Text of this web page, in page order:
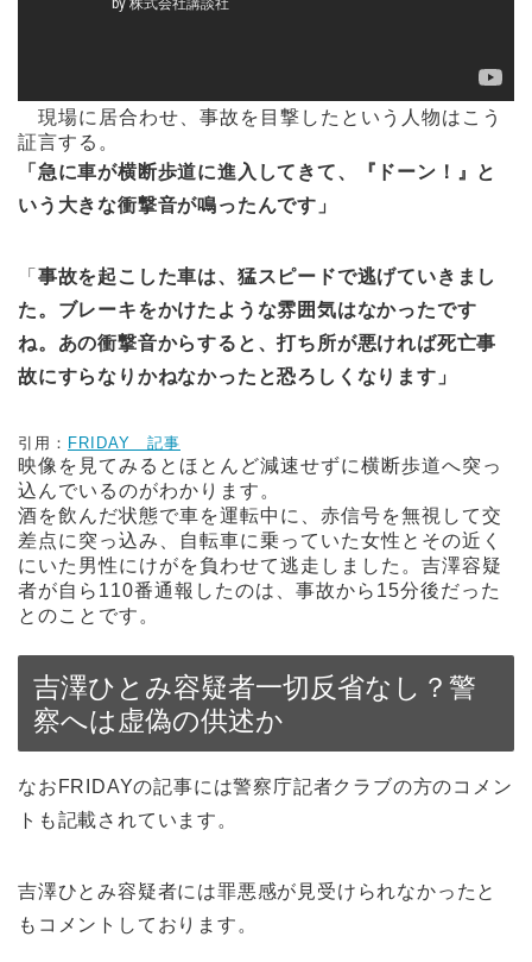
現場に居合わせ、事故を目撃したという人物はこう
証言する。
「急に車が横断歩道に進入してきて、『ドーン！』と
いう大きな衝撃音が鳴ったんです」
「 事故を起こした車は、猛スピードで逃げていきまし
た。ブレーキをかけたような雰囲気はなかったです
ね。あの衝撃音からすると、打ち所が悪ければ死亡事
故にすらなりかねなかったと恐ろしくなります」
引用： FRIDAY 記事
映像を見てみるとほとんど減速せずに横断歩道へ突っ
込んでいるのがわかります。
酒を飲んだ状態で車を運転中に、赤信号を無視して交
差点に突っ込み、自転車に乗っていた女性とその近く
にいた男性にけがを負わせて逃走しました。吉澤容疑
者が自ら110番通報したのは、事故から15分後だった
とのことです。
吉澤ひとみ容疑者一切反省なし？警
察へは虚偽の供述か
なおFRIDAYの記事には警察庁記者クラブの方のコメン
トも記載されています。
吉澤ひとみ容疑者には罪悪感が見受けられなかったと
もコメントしております。